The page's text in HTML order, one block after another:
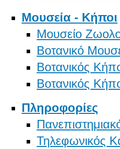
Μουσεία - Κήποι
Μουσείο
Βοτανικό
Βοτανικός
Βοτανικός
Πληροφορίες
Τηλεφωνικός